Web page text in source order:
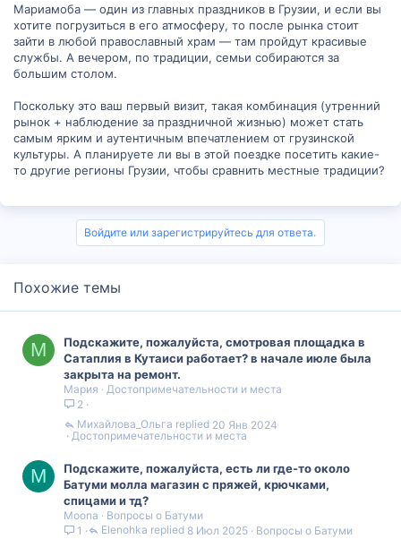
Мариамоба — один из главных праздников в Грузии, и если вы
хотите погрузиться в его атмосферу, то после рынка стоит
зайти в любой православный храм — там пройдут красивые
службы. А вечером, по традиции, семьи собираются за
большим столом.
Поскольку это ваш первый визит, такая комбинация (утренний
рынок + наблюдение за праздничной жизнью) может стать
самым ярким и аутентичным впечатлением от грузинской
культуры. А планируете ли вы в этой поездке посетить какие-
то другие регионы Грузии, чтобы сравнить местные традиции?
Войдите или зарегистрируйтесь для ответа.
Похожие темы
М
Подскажите, пожалуйста, смотровая площадка в
Сатаплия в Кутаиси работает? в начале июле была
закрыта на ремонт.
Мария
Достопримечательности и места
2
Достопримечательности и места
20 Янв 2024
Михайлова_Ольга
M
Подскажите, пожалуйста, есть ли где-то около
Батуми молла магазин с пряжей, крючками,
спицами и тд?
Moona
Вопросы о Батуми
1
Вопросы о Батуми
8 Июл 2025
Elenohka